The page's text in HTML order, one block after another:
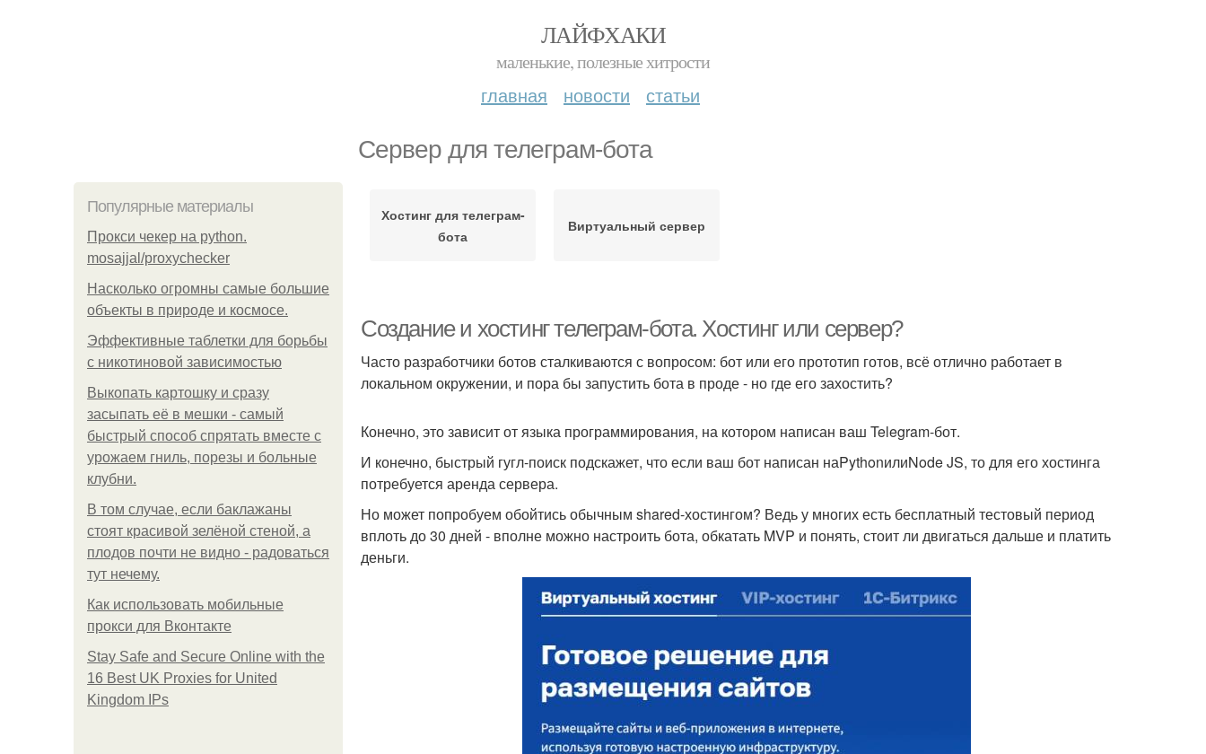
ЛАЙФХАКИ
маленькие, полезные хитрости
главная новости статьи
Сервер для телеграм-бота
Популярные материалы
Прокси чекер на python.
mosajjal/proxychecker
Насколько огромны самые большие
объекты в природе и космосе.
Эффективные таблетки для борьбы
с никотиновой зависимостью
Выкопать картошку и сразу
засыпать её в мешки - самый
быстрый способ спрятать вместе с
урожаем гниль, порезы и больные
клубни.
В том случае, если баклажаны
стоят красивой зелёной стеной, а
плодов почти не видно - радоваться
тут нечему.
Как использовать мобильные
прокси для Вконтакте
Stay Safe and Secure Online with the
16 Best UK Proxies for United
Kingdom IPs
Хостинг для телеграм-
бота
Виртуальный сервер
Создание и хостинг телеграм-бота. Хостинг или сервер?
Часто разработчики ботов сталкиваются с вопросом: бот или его прототип готов, всё отлично работает в
локальном окружении, и пора бы запустить бота в проде - но где его захостить?
Конечно, это зависит от языка программирования, на котором написан ваш Telegram-бот.
И конечно, быстрый гугл-поиск подскажет, что если ваш бот написан наPythonилиNode JS, то для его хостинга
потребуется аренда сервера.
Но может попробуем обойтись обычным shared-хостингом? Ведь у многих есть бесплатный тестовый период
вплоть до 30 дней - вполне можно настроить бота, обкатать MVP и понять, стоит ли двигаться дальше и платить
деньги.